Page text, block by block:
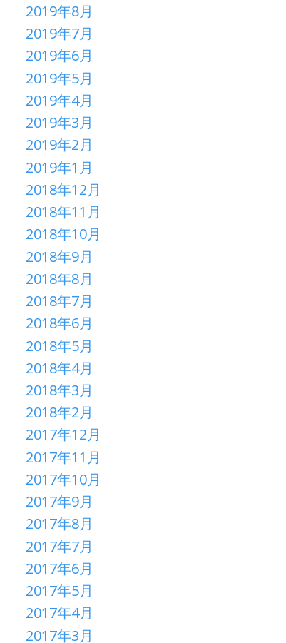
2019年8月
2019年7月
2019年6月
2019年5月
2019年4月
2019年3月
2019年2月
2019年1月
2018年12月
2018年11月
2018年10月
2018年9月
2018年8月
2018年7月
2018年6月
2018年5月
2018年4月
2018年3月
2018年2月
2017年12月
2017年11月
2017年10月
2017年9月
2017年8月
2017年7月
2017年6月
2017年5月
2017年4月
2017年3月